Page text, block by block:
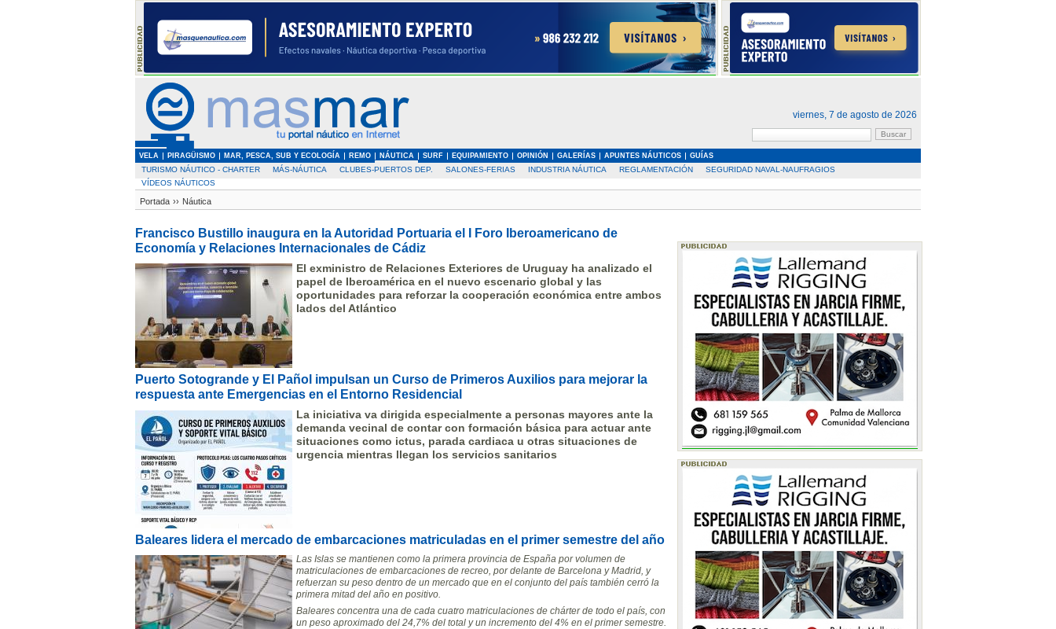
viernes, 7 de agosto de 2026
VELA PIRAGÜISMO MAR, PESCA, SUB Y ECOLOGÍA REMO NÁUTICA SURF EQUIPAMIENTO OPINIÓN GALERÍAS APUNTES NÁUTICOS GUÍAS
TURISMO NÁUTICO - CHARTER MÁS-NÁUTICA CLUBES-PUERTOS DEP. SALONES-FERIAS INDUSTRIA NÁUTICA REGLAMENTACIÓN
SEGURIDAD NAVAL-NAUFRAGIOS
VÍDEOS NÁUTICOS
Portada ›› Náutica
Francisco Bustillo inaugura en la Autoridad Portuaria el I Foro Iberoamericano de
Economía y Relaciones Internacionales de Cádiz
El exministro de Relaciones Exteriores de Uruguay ha analizado el
papel de Iberoamérica en el nuevo escenario global y las
oportunidades para reforzar la cooperación económica entre ambos
lados del Atlántico
Puerto Sotogrande y El Pañol impulsan un Curso de Primeros Auxilios para mejorar la
respuesta ante Emergencias en el Entorno Residencial
La iniciativa va dirigida especialmente a personas mayores ante la
demanda vecinal de contar con formación básica para actuar ante
situaciones como ictus, parada cardiaca u otras situaciones de
urgencia mientras llegan los servicios sanitarios
Baleares lidera el mercado de embarcaciones matriculadas en el primer semestre del año
Las Islas se mantienen como la primera provincia de España por volumen de
matriculaciones de embarcaciones de recreo, por delante de Barcelona y Madrid, y
refuerzan su peso dentro de un mercado que en el conjunto del país también cerró la
primera mitad del año en positivo.
Baleares concentra una de cada cuatro matriculaciones de chárter de todo el país, con
un peso aproximado del 24,7% del total y un incremento del 4% en el primer semestre.